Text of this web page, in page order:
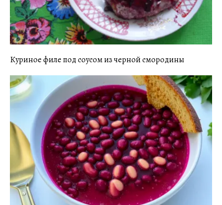
Куриное филе под соусом из черной смородины